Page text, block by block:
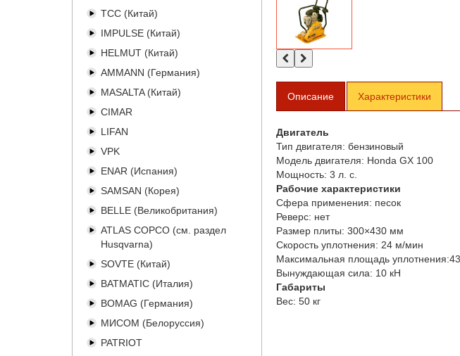
TCC (Китай)
IMPULSE (Китай)
HELMUT (Китай)
AMMANN (Германия)
MASALTA (Китай)
CIMAR
LIFAN
VPK
ENAR (Испания)
SAMSAN (Корея)
BELLE (Великобритания)
ATLAS COPCO (см. раздел
Husqvarna)
SOVTE (Китай)
BATMATIC (Италия)
BOMAG (Германия)
МИСОМ (Белоруссия)
PATRIOT
Описание Характеристики
Двигатель
Тип двигателя: бензиновый
Модель двигателя: Honda GX 100
Мощность: 3 л. с.
Рабочие характеристики
Сфера применения: песок
Реверс: нет
Размер плиты: 300×430 мм
Скорость уплотнения: 24 м/мин
Максимальная площадь уплотнения:
Вынуждающая сила: 10 кН
Габариты
Вес: 50 кг